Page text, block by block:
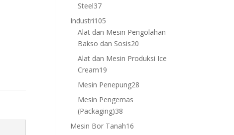
Steel3737
products
Industri105
products
Alat dan Mesin Pengolahan
Bakso dan Sosis20
products
Alat dan Mesin Produksi Ice
Cream19
products
Mesin Penepung28
Mesin Pengemas
(Packaging)38
products
Mesin Bor Tanah16